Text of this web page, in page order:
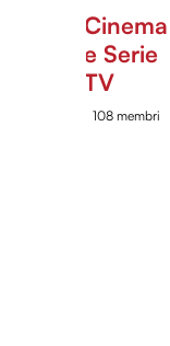
Cinema
e Serie
TV
108 membri